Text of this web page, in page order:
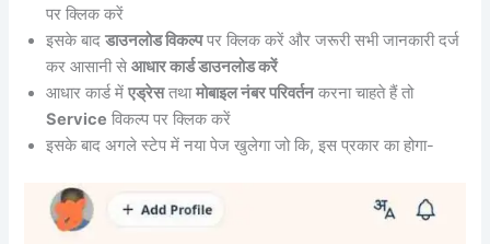
पर क्लिक करें
इसके बादडाउनलोड विकल्पपर क्लिक करें और जरूरी सभी जानकारी दर्ज
कर आसानी सेआधार कार्ड डाउनलोड करें
आधार कार्ड मेंएड्रेसतथामोबाइल नंबर परिवर्तनकरना चाहते हैं तो
Service विकल्प पर क्लिक करें
इसके बाद अगले स्टेप में नया पेज खुलेगा जो कि, इस प्रकार का होगा-